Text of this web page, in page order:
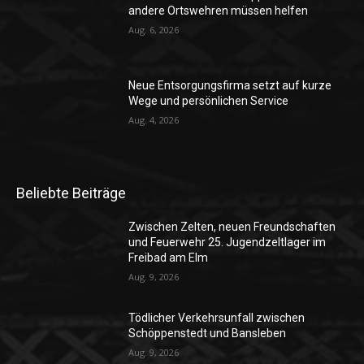
andere Ortswehren müssen helfen
Aug. 6, 2026
Neue Entsorgungsfirma setzt auf kurze
Wege und persönlichen Service
Aug. 4, 2026
Beliebte Beiträge
Zwischen Zelten, neuen Freundschaften
und Feuerwehr 25. Jugendzeltlager im
Freibad am Elm
Aug. 9, 2026
Tödlicher Verkehrsunfall zwischen
Schöppenstedt und Bansleben
Aug. 9, 2026